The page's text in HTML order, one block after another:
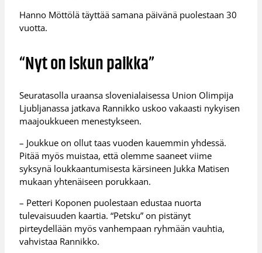
Hanno Möttölä täyttää samana päivänä puolestaan 30
vuotta.
“Nyt on iskun paikka”
Seuratasolla uraansa slovenialaisessa Union Olimpija
Ljubljanassa jatkava Rannikko uskoo vakaasti nykyisen
maajoukkueen menestykseen.
– Joukkue on ollut taas vuoden kauemmin yhdessä.
Pitää myös muistaa, että olemme saaneet viime
syksynä loukkaantumisesta kärsineen Jukka Matisen
mukaan yhtenäiseen porukkaan.
– Petteri Koponen puolestaan edustaa nuorta
tulevaisuuden kaartia. “Petsku” on pistänyt
pirteydellään myös vanhempaan ryhmään vauhtia,
vahvistaa Rannikko.